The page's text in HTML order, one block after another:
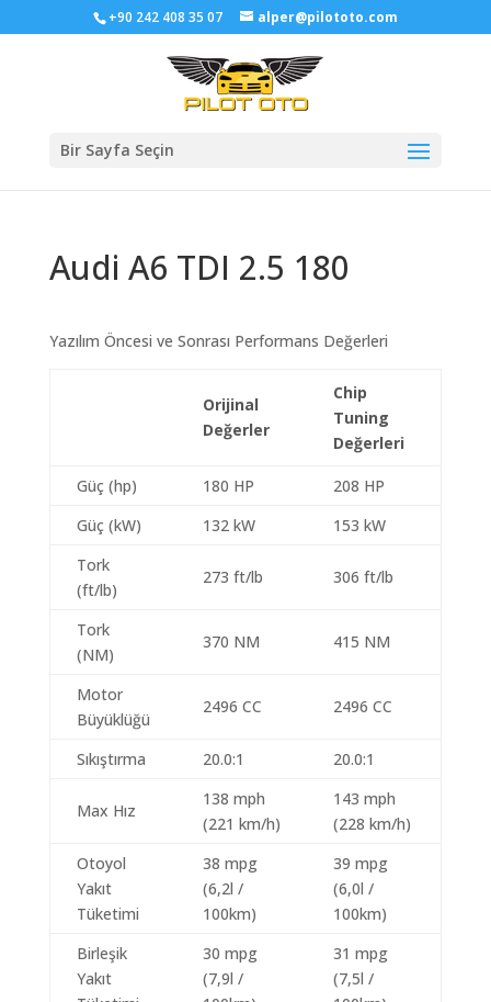
+90 242 408 35 07 alper@pilototo.com
Bir Sayfa Seçin
Audi A6 TDI 2.5 180
Yazılım Öncesi ve Sonrası Performans Değerleri
Orijinal
Değerler
Chip
Tuning
Değerleri
Güç (hp) 180 HP
208 HP
Güç (kW)
132 kW
153 kW
Tork
(ft/lb)
273 ft/lb 306 ft/lb
Tork
(NM)
370 NM 415 NM
Motor
Büyüklüğü
2496 CC 2496 CC
Sıkıştırma 20.0:1 20.0:1
Max Hız
138 mph
(221 km/h)
143 mph
(228 km/h)
Otoyol
Yakıt
Tüketimi
38 mpg
(6,2l /
100km)
39 mpg
(6,0l /
100km)
Birleşik
Yakıt
30 mpg
(7,9l /
31 mpg
(7,5l /